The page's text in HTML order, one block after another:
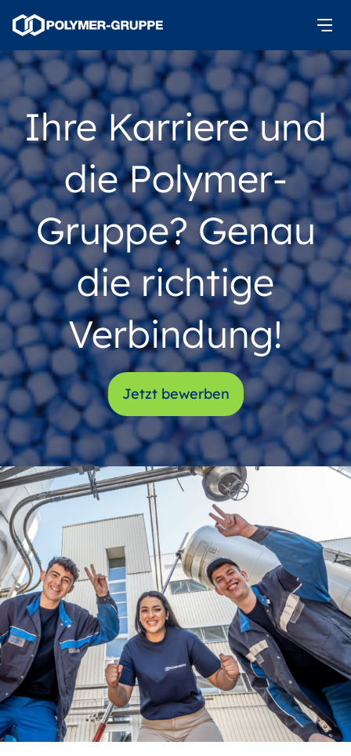
Ihre Karriere und
die Polymer-
Gruppe? Genau
die richtige
Verbindung!
Jetzt bewerben